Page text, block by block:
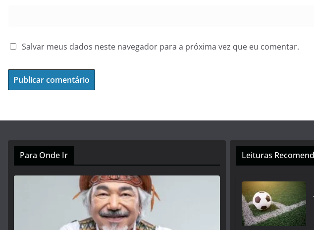
Salvar meus dados neste navegador para a próxima vez que eu comentar.
Para Onde Ir Leituras